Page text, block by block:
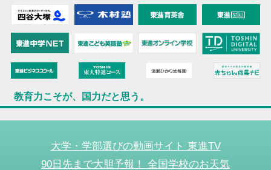
教育力こそが、国力だと思う。
大学・学部選びの動画サイト 東進TV
90日先まで大胆予報！ 全国学校のお天気